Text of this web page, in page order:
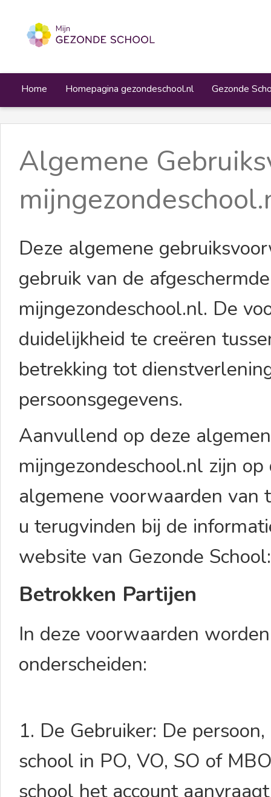
Home Homepagina gezondeschool.nl Gezonde
Algemene
Deze algemene
gebruik van de
mijngezondeschool.nl. De
duidelijkheid te creëren
betrekking tot
persoonsgegevens.
Aanvullend op deze
mijngezondeschool.nl zijn
algemene voorwaarden van
u terugvinden bij de
website van Gezonde
Betrokken Partijen
In deze voorwaarden
onderscheiden:
1. De Gebruiker: De
school in PO, VO, SO of
school het account